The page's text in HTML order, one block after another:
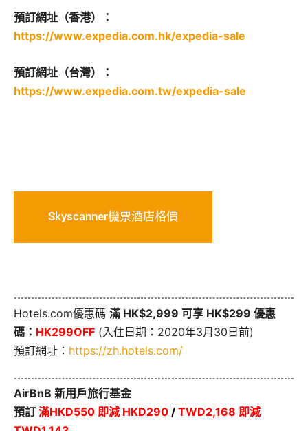
預訂網址（香港）：
https://www.expedia.com.hk/expedia-sale
預訂網址（台灣）：
https://www.expedia.com.tw/expedia-sale
Skyscanner機票酒店格價
Hotels.com優惠碼 滿 HK$2,999 可享 HK$299 優惠
碼： HK299OFF (入住日期：2020年3月30日前)
預訂網址： https://zh.hotels.com/
AirBnB 新用戶旅行基金
預訂 滿HKD550 即減 HKD290 / TWD2,168 即減